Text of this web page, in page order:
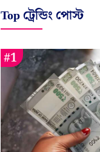
Top ট্রেন্ডিং পোস্ট